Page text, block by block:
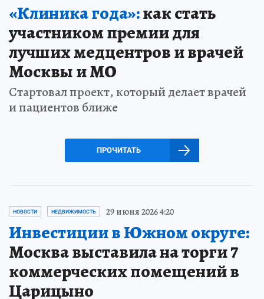
«Клиника года»:как стать
участником премии для
лучших медцентров и врачей
Москвы и МО
Стартовал проект, который делает врачей
и пациентов ближе
ПРОЧИТАТЬ
НОВОСТИ НЕДВИЖИМОСТЬ 29 июня 2026 4:20
Инвестиции в Южном округе:
Москва выставила на торги 7
коммерческих помещений в
Царицыно